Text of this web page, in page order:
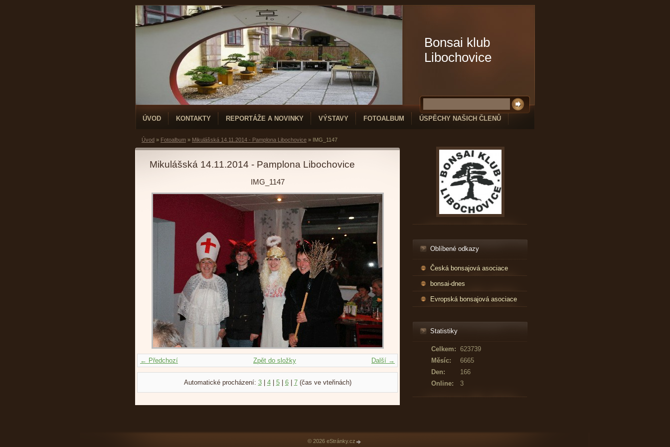
Bonsai klub
Libochovice
ÚVOD KONTAKTY REPORTÁŽE A NOVINKY VÝSTAVY FOTOALBUM ÚSPĚCHY NAŠICH ČLENŮ
Úvod » Fotoalbum » Mikulášská 14.11.2014 - Pamplona Libochovice » IMG_1147
Mikulášská 14.11.2014 - Pamplona Libochovice
IMG_1147
← Předchozí Další →
Zpět do složky
Automatické procházení: 3| 4| 5| 6| 7(čas ve vteřinách)
Oblíbené odkazy
Česká bonsajová asociace
bonsai-dnes
Evropská bonsajová asociace
Statistiky
Online: 3
Celkem: 623739
Měsíc:
6665
Den:
166
© 2026 eStránky.cz